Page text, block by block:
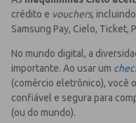
crédito e vouchers,
Samsung Pay, Cielo, Ticket,
No mundo digital, a
importante. Ao usar um
(comércio eletrônico), você
confiável e segura para
(ou do mundo).